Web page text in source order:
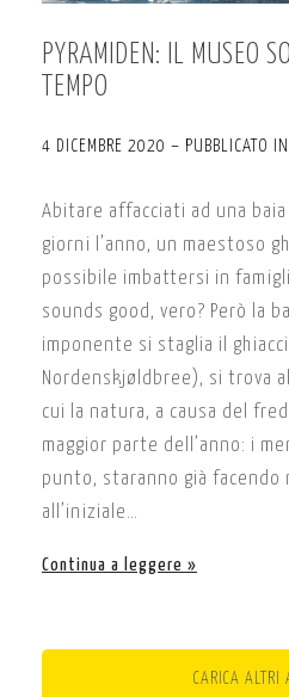
PYRAMIDEN: IL MUSEO
TEMPO
4 DICEMBRE 2020 – PUBBLICATO
Abitare affacciati ad una
giorni l’anno, un maestoso
possibile imbattersi in
sounds good, vero? Però la
imponente si staglia il
Nordenskjøldbree), si trova
cui la natura, a causa del
maggior parte dell’anno: i
punto, staranno già
all’iniziale…
Continua a leggere
CARICA ALTRI